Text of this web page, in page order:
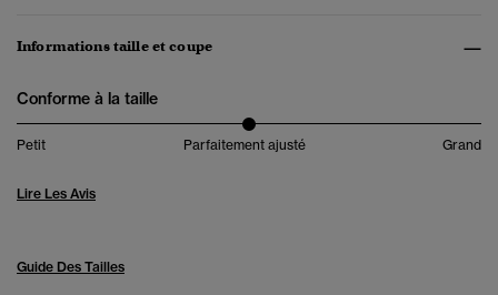
Informations taille et coupe
Conforme à la taille
Petit Parfaitement ajusté Grand
Lire Les Avis
Guide Des Tailles